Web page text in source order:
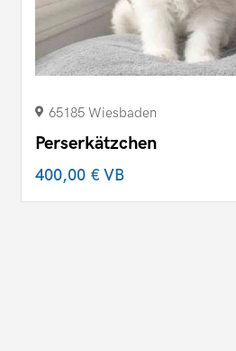
65185 Wiesbaden
Perserkätzchen
400,00 €VB